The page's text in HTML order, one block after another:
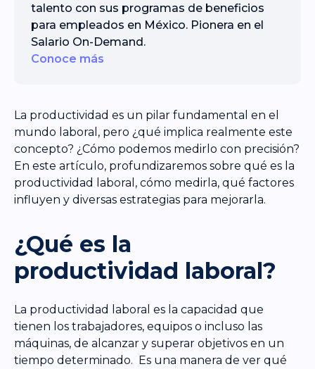
talento con sus programas de beneficios
para empleados en México. Pionera en el
Salario On-Demand.
Conoce más
La productividad es un pilar fundamental en el
mundo laboral, pero ¿qué implica realmente este
concepto? ¿Cómo podemos medirlo con precisión?
En este artículo, profundizaremos sobre qué es la
productividad laboral, cómo medirla, qué factores
influyen y diversas estrategias para mejorarla.
¿Qué es la
productividad laboral?
La productividad laboral es la capacidad que
tienen los trabajadores, equipos o incluso las
máquinas, de alcanzar y superar objetivos en un
tiempo determinado. Es una manera de ver qué